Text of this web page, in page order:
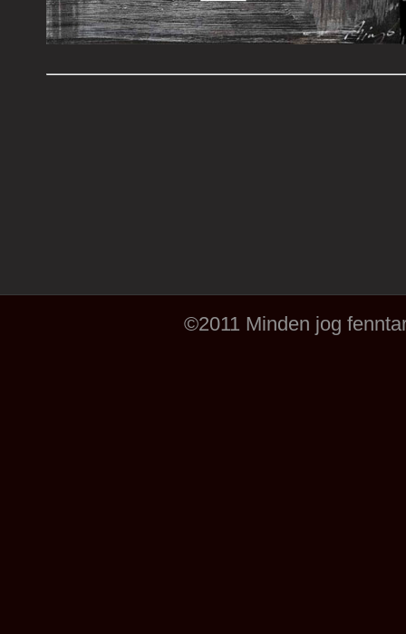
©2011 Minden jog